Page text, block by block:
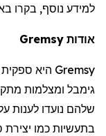
למידע נוסף, בקרו
אודות Gremsy
Gremsy היא
גימבל ומצלמות
שלהם נועדו לענות
בתעשיות כמו יצירת